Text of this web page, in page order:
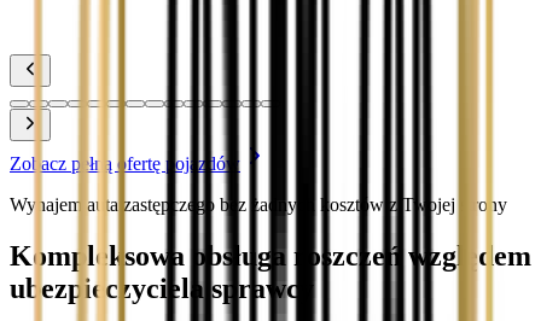
Zobacz pełną ofertę pojazdów
Wynajem auta zastępczego bez żadnych kosztów z Twojej strony
Kompleksowa obsługa roszczeń względem
ubezpieczyciela sprawcy